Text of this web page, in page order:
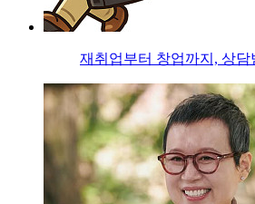
재취업부터 창업까지, 상